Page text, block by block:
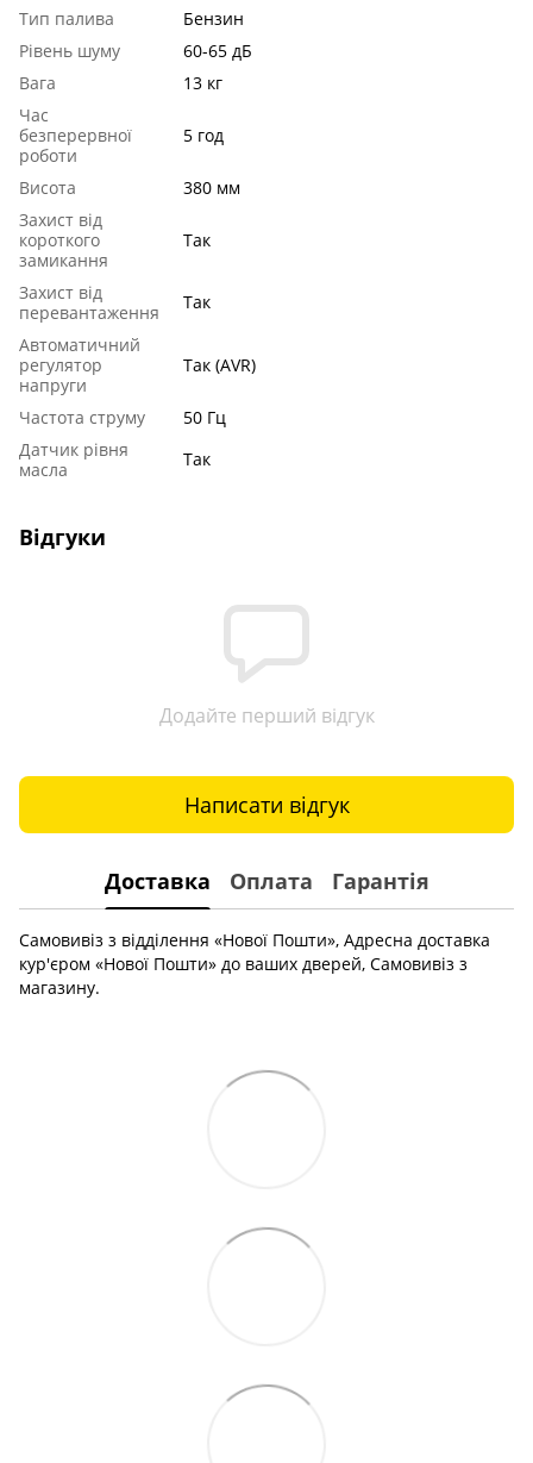
Тип палива
Бензин
Рівень шуму
60-65 дБ
Вага
13 кг
Час
безперервної
роботи
5 год
Висота
380 мм
Захист від
короткого
замикання
Так
Захист від
перевантаження
Так
Автоматичний
регулятор
напруги
Так (AVR)
Частота струму
50 Гц
Датчик рівня
масла
Так
Відгуки
Додайте перший відгук
Написати відгук
Доставка Оплата Гарантія
Самовивіз з відділення «Нової Пошти», Адресна доставка
кур'єром «Нової Пошти» до ваших дверей, Самовивіз з
магазину.